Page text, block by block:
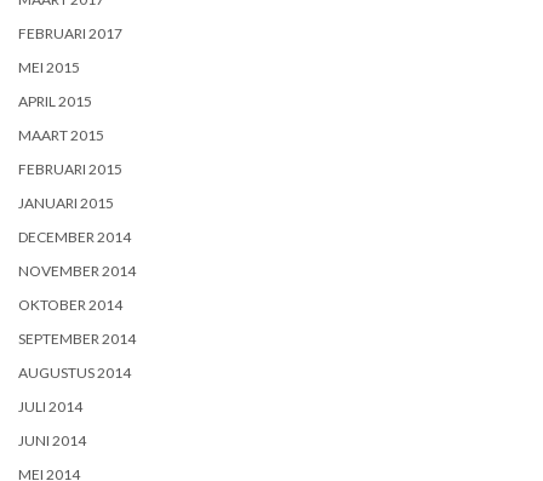
FEBRUARI 2017
MEI 2015
APRIL 2015
MAART 2015
FEBRUARI 2015
JANUARI 2015
DECEMBER 2014
NOVEMBER 2014
OKTOBER 2014
SEPTEMBER 2014
AUGUSTUS 2014
JULI 2014
JUNI 2014
MEI 2014